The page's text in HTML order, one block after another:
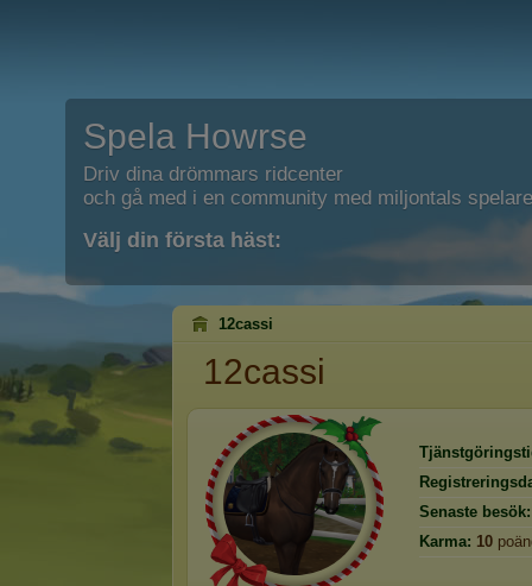
Spela Howrse
Driv dina drömmars ridcenter
och gå med i en community med miljontals
Välj din första häst:
12cassi
12cassi
Senaste besök:
Karma: 10